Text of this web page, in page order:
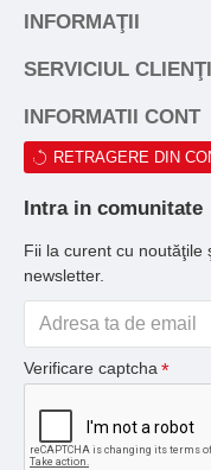
INFORMAŢII
SERVICIUL CLIENŢI
INFORMATII CONT
RETRAGERE DIN
Intra in comunitate
Fii la curent cu noutăţile
newsletter.
Verificare captcha